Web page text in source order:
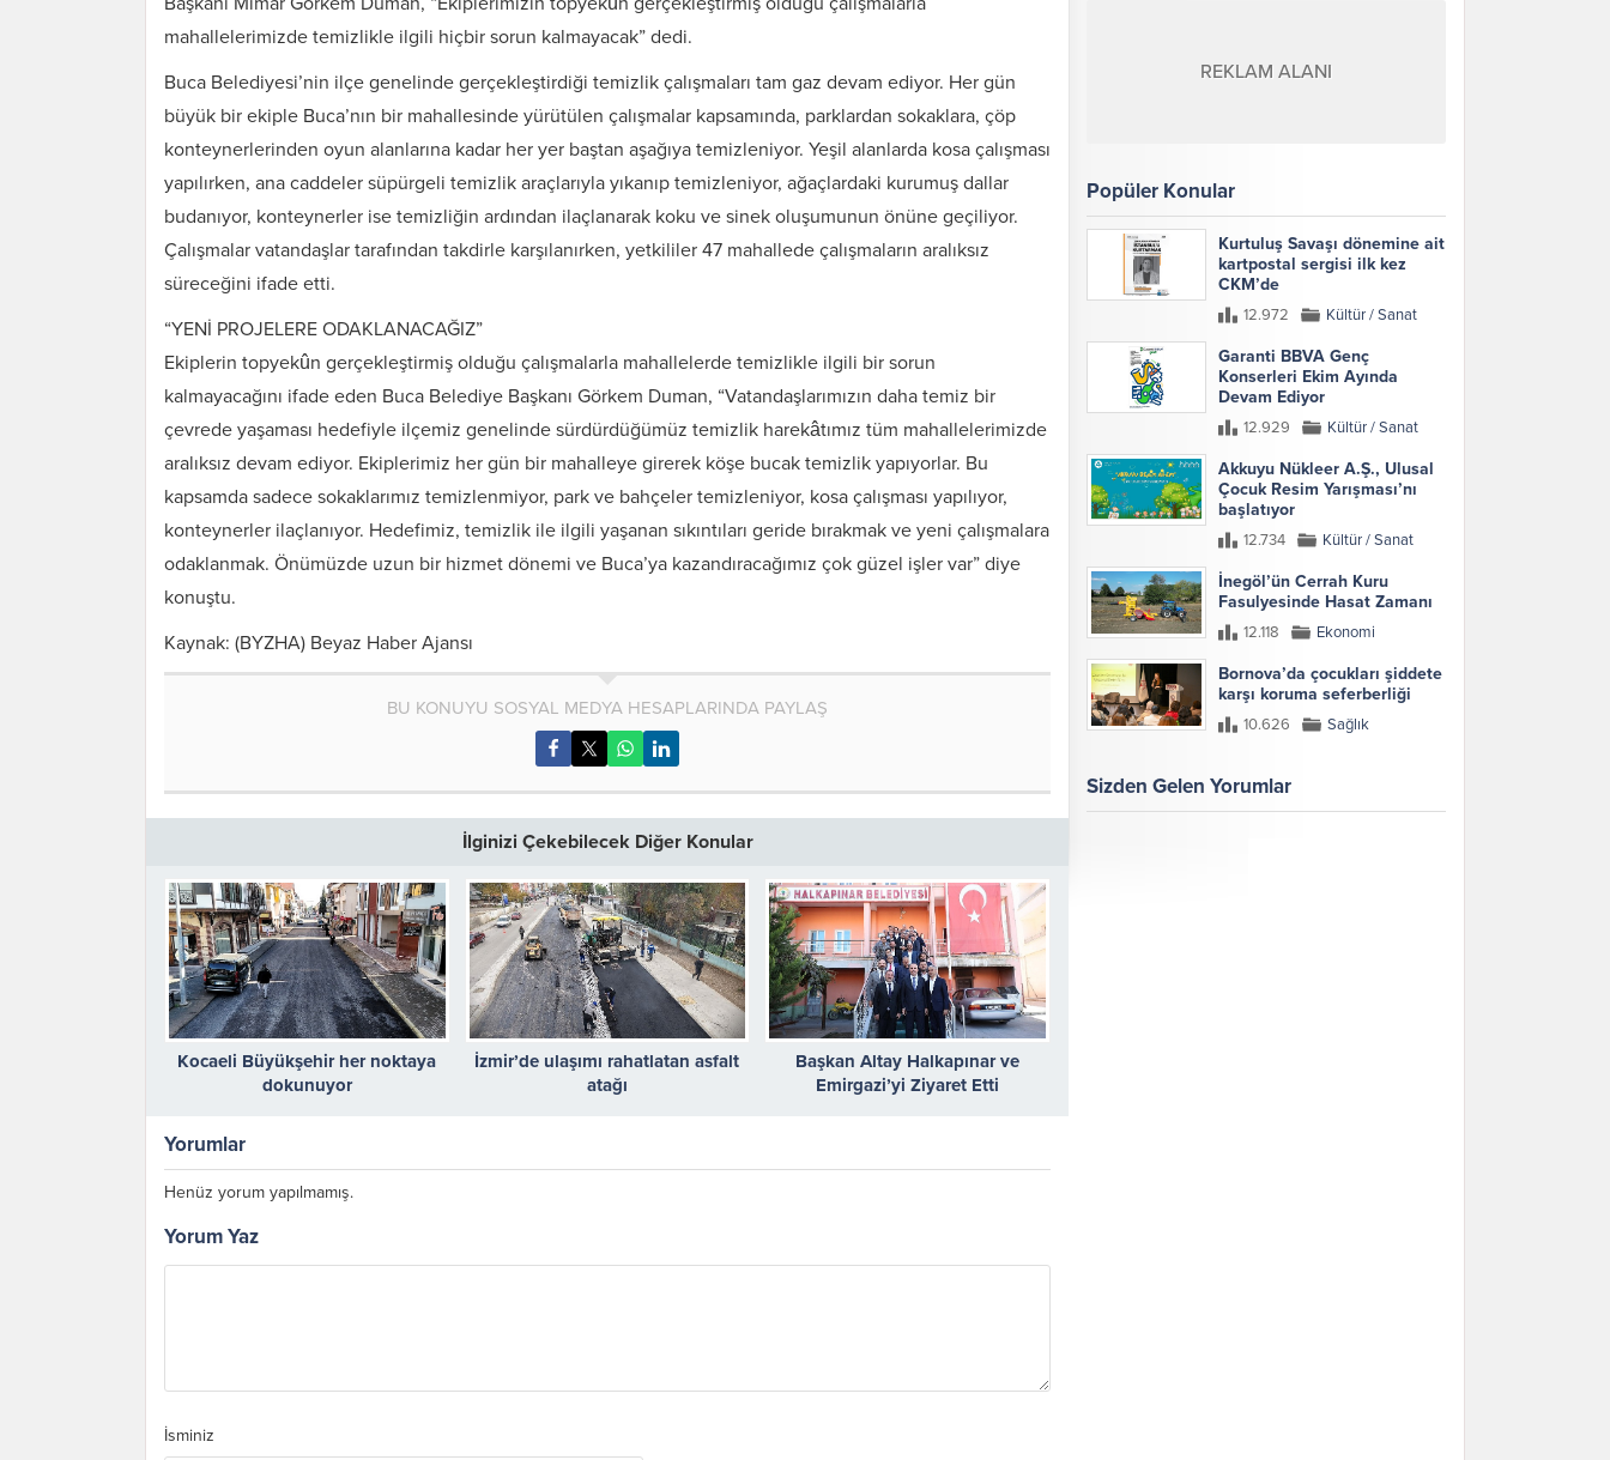
mahallelerimizde temizlikle ilgili hiçbir sorun kalmayacak” dedi.
Buca Belediyesi’nin ilçe genelinde gerçekleştirdiği temizlik çalışmaları tam gaz devam ediyor. Her gün
büyük bir ekiple Buca’nın bir mahallesinde yürütülen çalışmalar kapsamında, parklardan sokaklara, çöp
konteynerlerinden oyun alanlarına kadar her yer baştan aşağıya temizleniyor. Yeşil alanlarda kosa çalışması
yapılırken, ana caddeler süpürgeli temizlik araçlarıyla yıkanıp temizleniyor, ağaçlardaki kurumuş dallar
budanıyor, konteynerler ise temizliğin ardından ilaçlanarak koku ve sinek oluşumunun önüne geçiliyor.
Çalışmalar vatandaşlar tarafından takdirle karşılanırken, yetkililer 47 mahallede çalışmaların aralıksız
süreceğini ifade etti.
“YENİ PROJELERE ODAKLANACAĞIZ”
Ekiplerin topyekûn gerçekleştirmiş olduğu çalışmalarla mahallelerde temizlikle ilgili bir sorun
kalmayacağını ifade eden Buca Belediye Başkanı Görkem Duman, “Vatandaşlarımızın daha temiz bir
çevrede yaşaması hedefiyle ilçemiz genelinde sürdürdüğümüz temizlik harekâtımız tüm mahallelerimizde
aralıksız devam ediyor. Ekiplerimiz her gün bir mahalleye girerek köşe bucak temizlik yapıyorlar. Bu
kapsamda sadece sokaklarımız temizlenmiyor, park ve bahçeler temizleniyor, kosa çalışması yapılıyor,
konteynerler ilaçlanıyor. Hedefimiz, temizlik ile ilgili yaşanan sıkıntıları geride bırakmak ve yeni çalışmalara
odaklanmak. Önümüzde uzun bir hizmet dönemi ve Buca’ya kazandıracağımız çok güzel işler var” diye
konuştu.
Kaynak: (BYZHA) Beyaz Haber Ajansı
BU KONUYU SOSYAL MEDYA HESAPLARINDA PAYLAŞ
İlginizi Çekebilecek Diğer Konular
Kocaeli Büyükşehir her noktaya
dokunuyor
İzmir’de ulaşımı rahatlatan asfalt
atağı
Başkan Altay Halkapınar ve
Emirgazi’yi Ziyaret Etti
Yorumlar
Henüz yorum yapılmamış.
Yorum Yaz
İsminiz
REKLAM ALANI
Popüler Konular
Kurtuluş Savaşı dönemine ait
kartpostal sergisi ilk kez
CKM’de
12.972 Kültür / Sanat
Garanti BBVA Genç
Konserleri Ekim Ayında
Devam Ediyor
12.929 Kültür / Sanat
Akkuyu Nükleer A.Ş., Ulusal
Çocuk Resim Yarışması’nı
başlatıyor
12.734 Kültür / Sanat
İnegöl’ün Cerrah Kuru
Fasulyesinde Hasat Zamanı
12.118 Ekonomi
Bornova’da çocukları şiddete
karşı koruma seferberliği
10.626 Sağlık
Sizden Gelen Yorumlar